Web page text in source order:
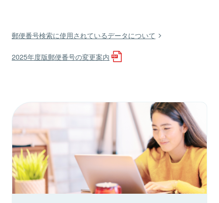
郵便番号検索に使用されているデータについて
2025年度版郵便番号の変更案内